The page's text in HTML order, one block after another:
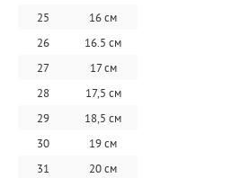
25
16 см
26
16.5 см
27
17 см
28
17,5 см
29
18,5 см
30
19 см
31
20 см